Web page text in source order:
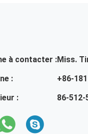
à contacter :Miss.
:
+86-
:
86-512-